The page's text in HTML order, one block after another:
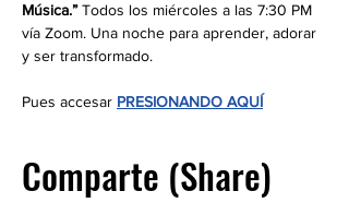
Música.” Todos los miércoles a las 7:30 PM
vía Zoom. Una noche para aprender, adorar
y ser transformado.
Pues accesar PRESIONANDO AQUÍ
Comparte (Share)